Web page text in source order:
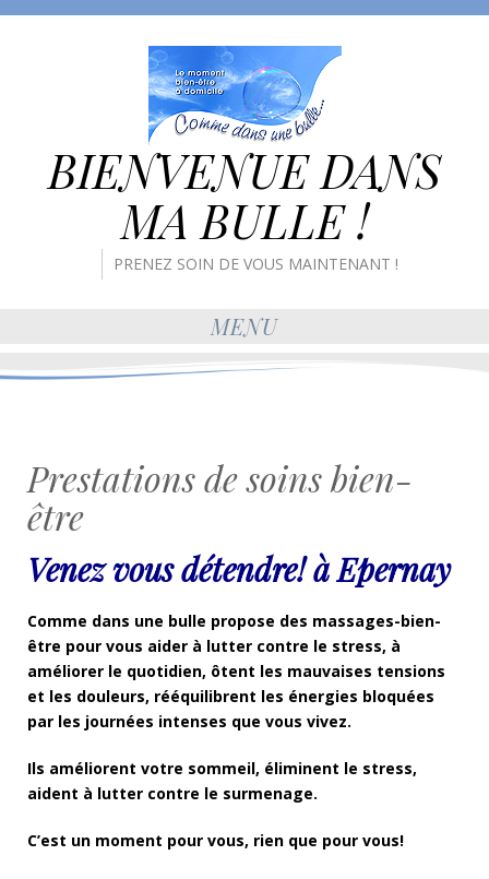
BIENVENUE DANS
MA BULLE !
PRENEZ SOIN DE VOUS MAINTENANT !
MENU
Prestations de soins bien-
être
Venez vous détendre! à Epernay
Comme dans une bulle propose des massages-bien-
être pour vous aider à lutter contre le stress, à
améliorer le quotidien, ôtent les mauvaises tensions
et les douleurs, rééquilibrent les énergies bloquées
par les journées intenses que vous vivez.
Ils améliorent votre sommeil, éliminent le stress,
aident à lutter contre le surmenage.
C’est un moment pour vous, rien que pour vous!